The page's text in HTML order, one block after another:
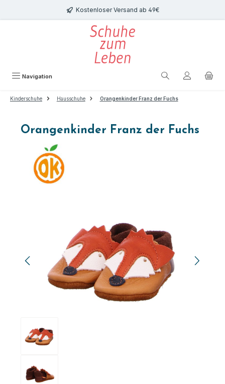
Zum Hauptinhalt springen Kostenloser Versand ab 49€
Navigation
Kinderschuhe Hausschuhe Orangenkinder Franz der Fuchs
Orangenkinder Franz der Fuchs